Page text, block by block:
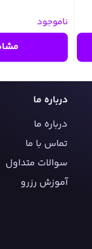
ناموجود
درباره ما
درباره ما
تماس با ما
سوالات متداول
آموزش رزرو